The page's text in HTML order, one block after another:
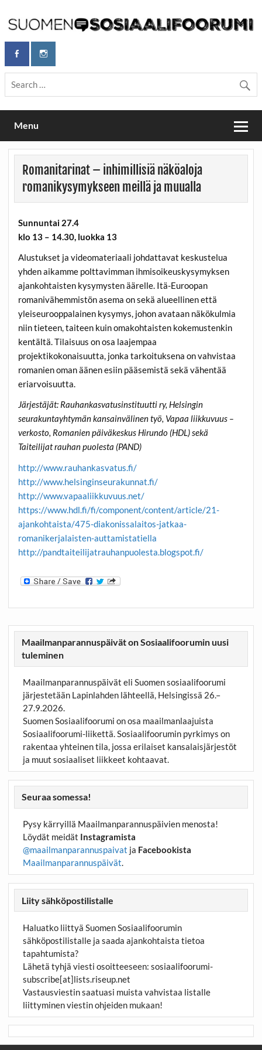
content
Maailmanparannuspäivät / Suomen
Sosiaalifoorumi
Maailmanparannuspäivät Lapinlahden Lähteellä, Helsingissä
26.–27.9.2026
Menu
Romanitarinat – inhimillisiä näköaloja
romanikysymykseen meillä ja muualla
Sunnuntai 27.4
klo 13 – 14.30, luokka 13
Alustukset ja videomateriaali johdattavat keskustelua
yhden aikamme polttavimman ihmisoikeuskysymyksen
ajankohtaisten kysymysten äärelle. Itä-Euroopan
romanivähemmistön asema on sekä alueellinen että
yleiseurooppalainen kysymys, johon avataan näkökulmia
niin tieteen, taiteen kuin omakohtaisten kokemustenkin
kentältä. Tilaisuus on osa laajempaa
projektikokonaisuutta, jonka tarkoituksena on vahvistaa
romanien oman äänen esiin pääsemistä sekä vähentää
eriarvoisuutta.
Järjestäjät: Rauhankasvatusinstituutti ry, Helsingin
seurakuntayhtymän kansainvälinen työ, Vapaa liikkuvuus –
verkosto, Romanien päiväkeskus Hirundo (HDL) sekä
Taiteilijat rauhan puolesta (PAND)
http://www.rauhankasvatus.fi/
http://www.helsinginseurakunnat.fi/
http://www.vapaaliikkuvuus.net/
https://www.hdl.fi/fi/component/content/article/21-
ajankohtaista/475-diakonissalaitos-jatkaa-
romanikerjalaisten-auttamistatiella
http://pandtaiteilijatrauhanpuolesta.blogspot.fi/
Maailmanparannuspäivät on Sosiaalifoorumin uusi
tuleminen
Maailmanparannuspäivät eli Suomen sosiaalifoorumi
järjestetään Lapinlahden lähteellä, Helsingissä 26.–
27.9.2026.
Suomen Sosiaalifoorumi on osa maailmanlaajuista
Sosiaalifoorumi-liikettä. Sosiaalifoorumin pyrkimys on
rakentaa yhteinen tila, jossa erilaiset kansalaisjärjestöt
ja muut sosiaaliset liikkeet kohtaavat.
Seuraa somessa!
Pysy kärryillä Maailmanparannuspäivien menosta!
Löydät meidät Instagramista
@maailmanparannuspaivat ja Facebookista
Maailmanparannuspäivät.
Liity sähköpostilistalle
Haluatko liittyä Suomen Sosiaalifoorumin
sähköpostilistalle ja saada ajankohtaista tietoa
tapahtumista?
Lähetä tyhjä viesti osoitteeseen: sosiaalifoorumi-
subscribe[at]lists.riseup.net
Vastausviestin saatuasi muista vahvistaa listalle
liittyminen viestin ohjeiden mukaan!